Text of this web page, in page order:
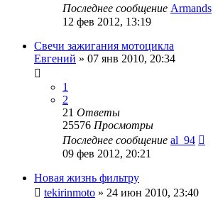
Последнее сообщение Armands
12 фев 2012, 13:19
Свечи зажигания мотоцикла
Евгений » 07 янв 2010, 20:34
1
2
21 Ответы
25576 Просмотры
Последнее сообщение al_94
09 фев 2012, 20:21
Новая жизнь фильтру
tekirinmoto » 24 июн 2010, 23:40